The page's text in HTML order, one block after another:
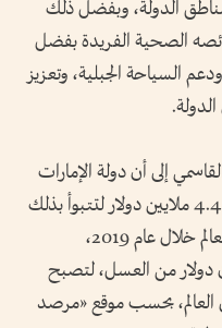
الدولة، وبفضل ذلك
الصحية الفريدة بفضل
السياحة الجبلية، وتعزيز
إلى أن دولة الإمارات
قامت بتصدير عسل ومنتجاته بقيمة 4.43 ملايين دولار لتتبوأ بذلك
المركز 43 بين أكبر مُصدري العسل في العالم خلال عام 2019،
نفس السنة 26.4 مليون دولار من العسل، لتصبح
في العالم، بحسب موقع «مرصد